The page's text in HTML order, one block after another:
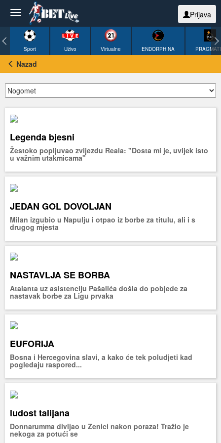
Prijava
Sport Uživo Virtualne ENDORPHINA
Nazad
Legenda bjesni
Žestoko popljuvao zvijezdu Reala: "Dosta mi je, uvijek isto
u važnim utakmicama"
JEDAN GOL DOVOLJAN
Milan izgubio u Napulju i otpao iz borbe za titulu, ali i s
drugog mjesta
NASTAVLJA SE BORBA
Atalanta uz asistenciju Pašalića došla do pobjede za
nastavak borbe za Ligu prvaka
EUFORIJA
Bosna i Hercegovina slavi, a kako će tek poludjeti kad
pogledaju raspored...
ludost talijana
Donnarumma divljao u Zenici nakon poraza! Tražio je
nekoga za potući se